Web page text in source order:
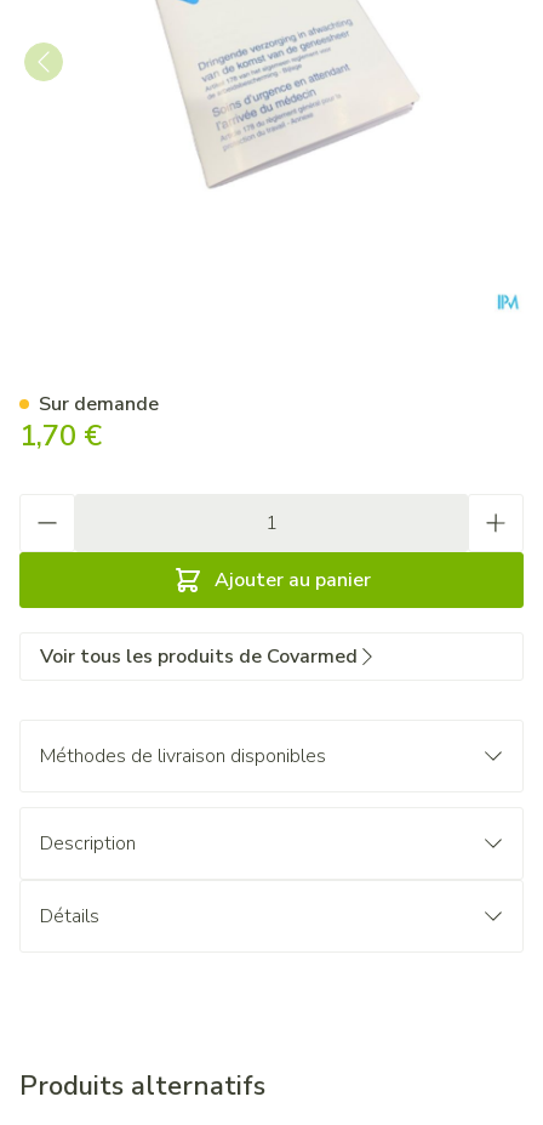
1,70 €
Ajouter au panier
Sur demande
Voir tous les produits de Covarmed
Méthodes de livraison disponibles
Description
Détails
Produits alternatifs